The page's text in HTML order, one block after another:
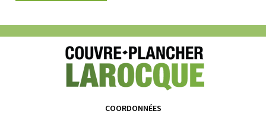
COORDONNÉES